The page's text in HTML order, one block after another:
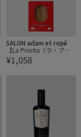
SALON adam et ropé
【La Pronta（ラ・プロ
ンタ）】シチリア産から
すみリングイネ レモン風
¥1,058